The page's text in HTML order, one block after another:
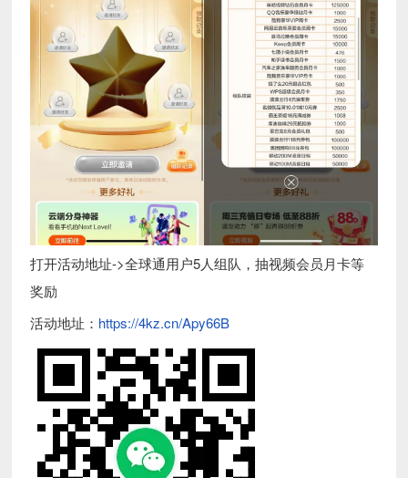
打开活动地址->全球通用户5人组队，抽视频会员月卡等
奖励
活动地址： https://4kz.cn/Apy66B